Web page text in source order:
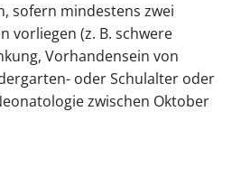
sofern mindestens zwei
vorliegen (z. B. schwere
Vorhandensein von
oder Schulalter oder
zwischen Oktober